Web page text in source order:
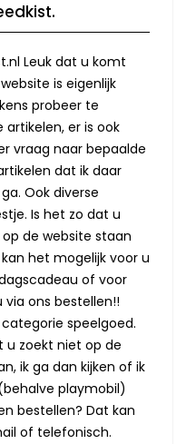
Leuk dat u komt
is eigenlijk
probeer te
er is ook
vraag naar bepaalde
dat ik daar
Ook diverse
Is het zo dat u
de website staan
het mogelijk voor u
of voor
via ons bestellen!!
speelgoed.
u zoekt niet op de
ik ga dan kijken of ik
playmobil)
bestellen? Dat kan
of telefonisch.